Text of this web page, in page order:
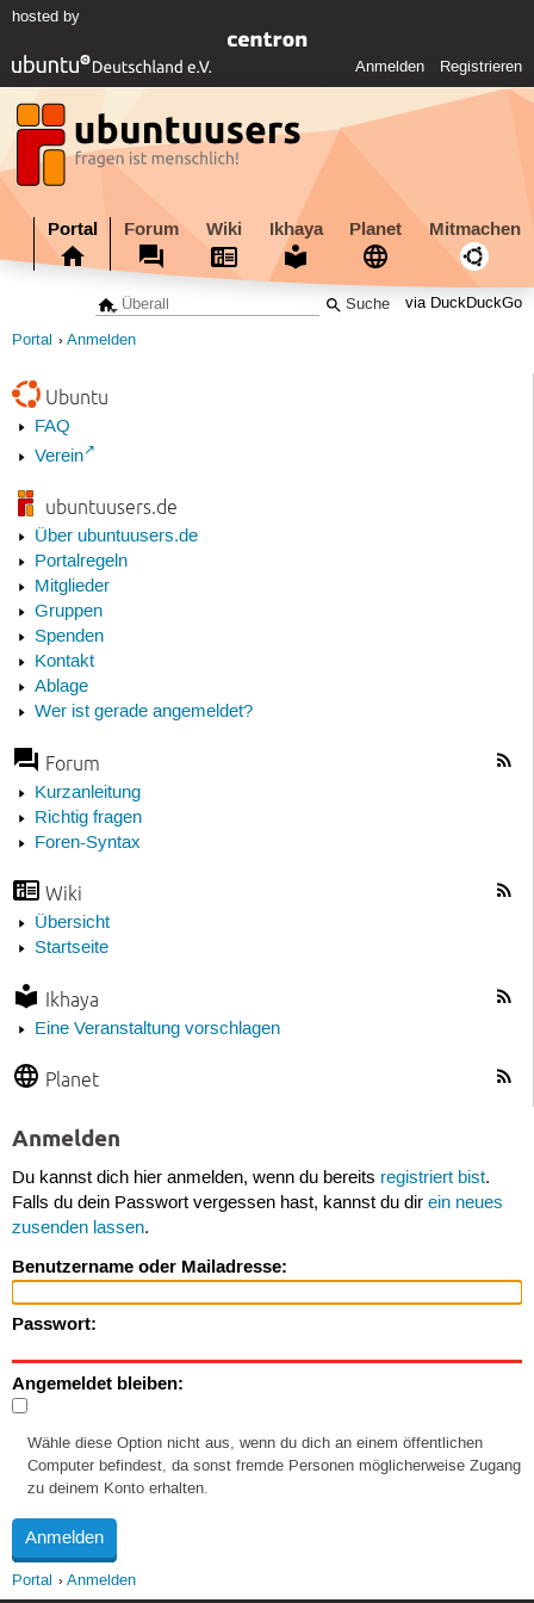
hosted by
Anmelden Registrieren
Portal Forum Wiki Ikhaya Planet Mitmachen
via DuckDuckGo
Portal Anmelden
Ubuntu
FAQ
Verein
ubuntuusers.de
Über ubuntuusers.de
Portalregeln
Mitglieder
Gruppen
Spenden
Kontakt
Ablage
Wer ist gerade angemeldet?
Forum
Kurzanleitung
Richtig fragen
Foren-Syntax
Wiki
Übersicht
Startseite
Ikhaya
Eine Veranstaltung vorschlagen
Planet
Anmelden
Du kannst dich hier anmelden, wenn du bereits registriert bist.
Falls du dein Passwort vergessen hast, kannst du dir ein neues
zusenden lassen.
Benutzername oder Mailadresse:
Passwort:
Angemeldet bleiben:
Wähle diese Option nicht aus, wenn du dich an einem öffentlichen
Computer befindest, da sonst fremde Personen möglicherweise Zugang
zu deinem Konto erhalten.
Portal Anmelden